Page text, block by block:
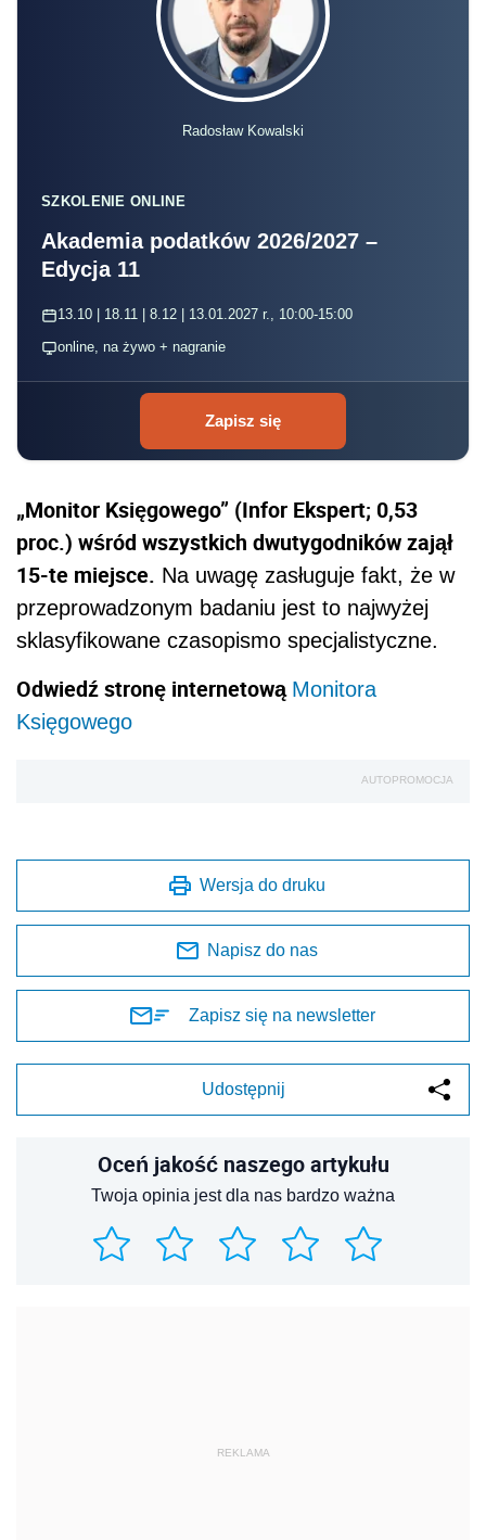
Radosław Kowalski
SZKOLENIE ONLINE
Akademia podatków 2026/2027 –
Edycja 11
13.10 | 18.11 | 8.12 | 13.01.2027 r., 10:00-15:00
online, na żywo + nagranie
Zapisz się
„Monitor Księgowego” (Infor Ekspert; 0,53
proc.) wśród wszystkich dwutygodników zajął
15-te miejsce. Na uwagę zasługuje fakt, że w
przeprowadzonym badaniu jest to najwyżej
sklasyfikowane czasopismo specjalistyczne.
Odwiedź stronę internetową Monitora
Księgowego
AUTOPROMOCJA
Wersja do druku
Napisz do nas
Zapisz się na newsletter
Udostępnij
Oceń jakość naszego artykułu
Twoja opinia jest dla nas bardzo ważna
REKLAMA